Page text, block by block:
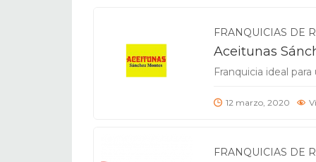
FRANQUICIAS DE
Aceitunas
Franquicia ideal
12 marzo, 2020
FRANQUICIAS DE